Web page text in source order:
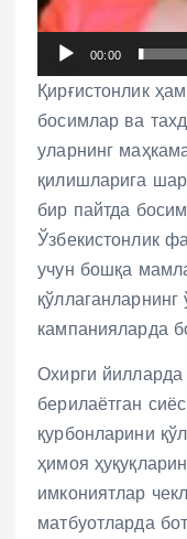
y
r
00:00
Қирғистонлик
босимлар ва
уларнинг
қилишларига
бир пайтда
Ўзбекистонлик
учун бошқа
кампанияларда
Охирги
берилаётган
қурбонларини
ҳимоя
имкониятлар
матбуотларда